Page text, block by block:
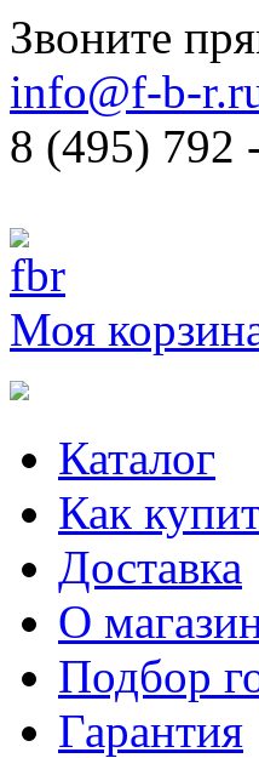
Звоните
info@f-b-
8 (495) 792
Моя
Каталог
Как
Доставка
О
Подбор
Гарантия